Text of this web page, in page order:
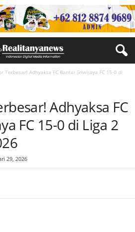
Terbesar! Adhyaksa FC Bantai Sriwijaya FC 15-0 di
Adhyaksa FC
FC 15-0 di Liga 2
29, 2026